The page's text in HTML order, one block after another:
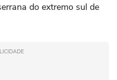
do extremo sul de